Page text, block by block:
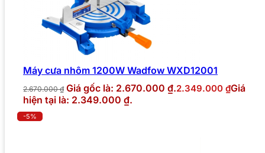
Máy cưa nhôm 1200W Wadfow WXD12001
2.670.000₫ Giá gốc là: 2.670.000 ₫.2.349.000 ₫Giá
hiện tại là: 2.349.000 ₫.
-5%